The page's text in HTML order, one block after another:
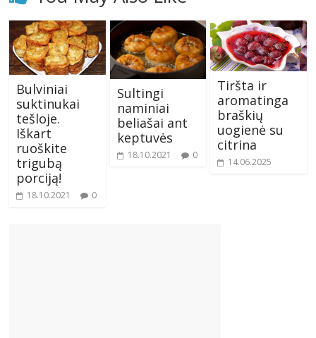
Bulviniai
suktinukai
tešloje.
Iškart
ruoškite
trigubą
porciją!
18.10.2021 0
Sultingi
naminiai
beliašai ant
keptuvės
18.10.2021 0
Tiršta ir
aromatinga
braškių
uogienė su
citrina
14.06.2025